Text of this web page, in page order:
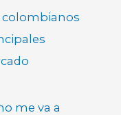
colombianos
me va a